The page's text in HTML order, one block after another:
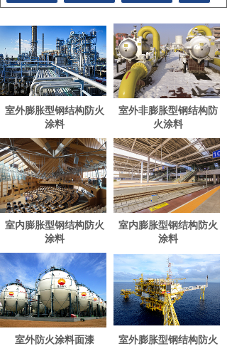
室外膨胀型钢结构防火
涂料
室外非膨胀型钢结构防
火涂料
室内膨胀型钢结构防火
涂料
室内膨胀型钢结构防火
涂料
室外防火涂料面漆
室外膨胀型钢结构防火